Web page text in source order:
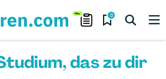
0
das zu dir